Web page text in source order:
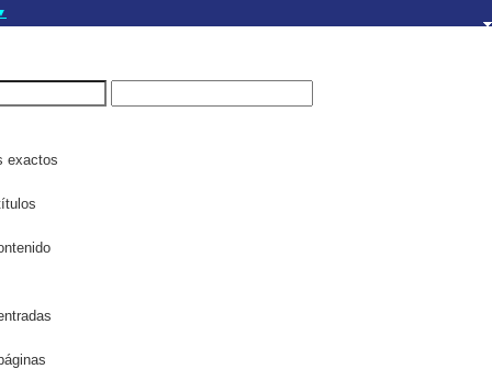
seguros utilizan
Comparte
exactos